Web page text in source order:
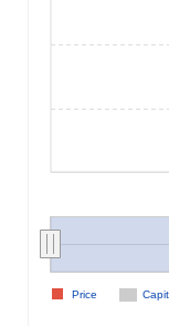
Price